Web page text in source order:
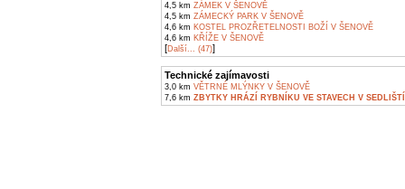
4,5 km ZÁMEK V ŠENOVĚ
4,5 km ZÁMECKÝ PARK V ŠENOVĚ
4,6 km KOSTEL PROZŘETELNOSTI BOŽÍ V ŠENOVĚ
4,6 km KŘÍŽE V ŠENOVĚ
[Další... (47)]
Technické zajímavosti
3,0 km VĚTRNÉ MLÝNKY V ŠENOVĚ
7,6 km ZBYTKY HRÁZÍ RYBNÍKU VE STAVECH V